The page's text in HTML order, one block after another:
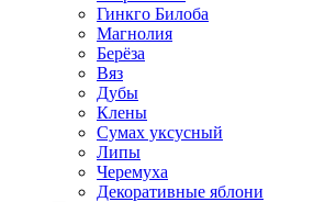
Гинкго Билоба
Магнолия
Берёза
Вяз
Дубы
Клены
Сумах уксусный
Липы
Черемуха
Декоративные яблони